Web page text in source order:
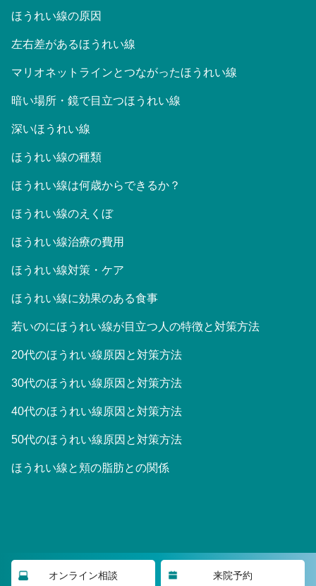
ほうれい線の原因
左右差があるほうれい線
マリオネットラインとつながったほうれい線
暗い場所・鏡で目立つほうれい線
深いほうれい線
ほうれい線の種類
ほうれい線は何歳からできるか？
ほうれい線のえくぼ
ほうれい線治療の費用
ほうれい線対策・ケア
ほうれい線に効果のある食事
若いのにほうれい線が目立つ人の特徴と対策方法
20代のほうれい線原因と対策方法
30代のほうれい線原因と対策方法
40代のほうれい線原因と対策方法
50代のほうれい線原因と対策方法
ほうれい線と頬の脂肪との関係
©2023 大阪Houreisen美容皮膚科/東京Houreisenスキンクリニッ
ク/名古屋Houreisenスキンクリニック
オンライン相談 来院予約